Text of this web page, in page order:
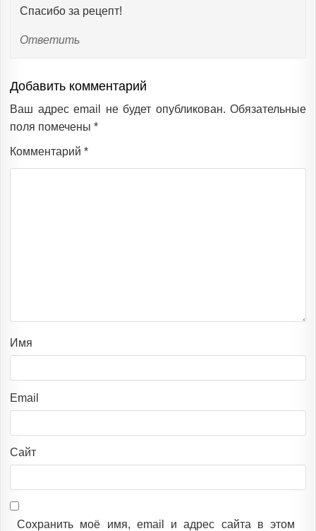
Спасибо за рецепт!
Ответить
Добавить комментарий
Ваш адрес email не будет опубликован. Обязательные
поля помечены *
Комментарий *
Имя
Email
Сайт
Сохранить моё имя, email и адрес сайта в этом